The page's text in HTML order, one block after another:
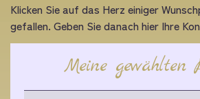
Klicken Sie auf das Herz einiger
gefallen. Geben Sie danach hier Ihre
Meine gewählten